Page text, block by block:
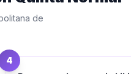
de
4